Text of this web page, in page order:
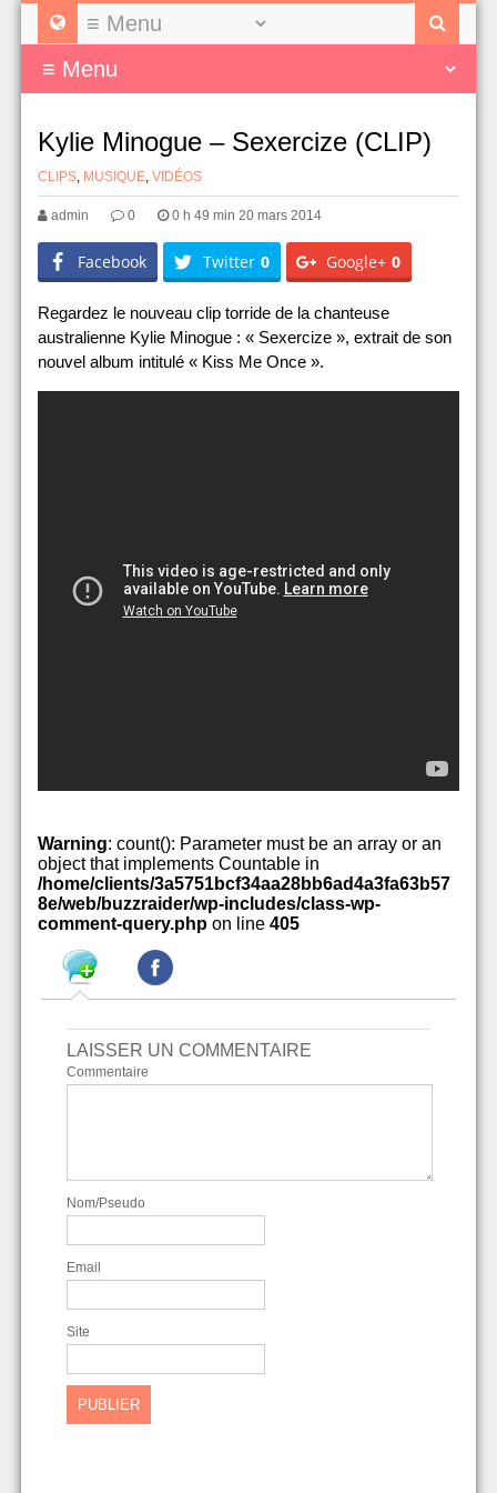
Kylie Minogue – Sexercize (CLIP)
CLIPS, MUSIQUE, VIDÉOS
admin 0 0 h 49 min 20 mars 2014
Facebook Twitter 0 Google+ 0
Regardez le nouveau clip torride de la chanteuse
australienne Kylie Minogue : « Sexercize », extrait de son
nouvel album intitulé « Kiss Me Once ».
Warning: count(): Parameter must be an array or an
object that implements Countable in
/home/clients/3a5751bcf34aa28bb6ad4a3fa63b57
8e/web/buzzraider/wp-includes/class-wp-
comment-query.php on line 405
LAISSER UN COMMENTAIRE
Commentaire
Nom/Pseudo
Email
Site